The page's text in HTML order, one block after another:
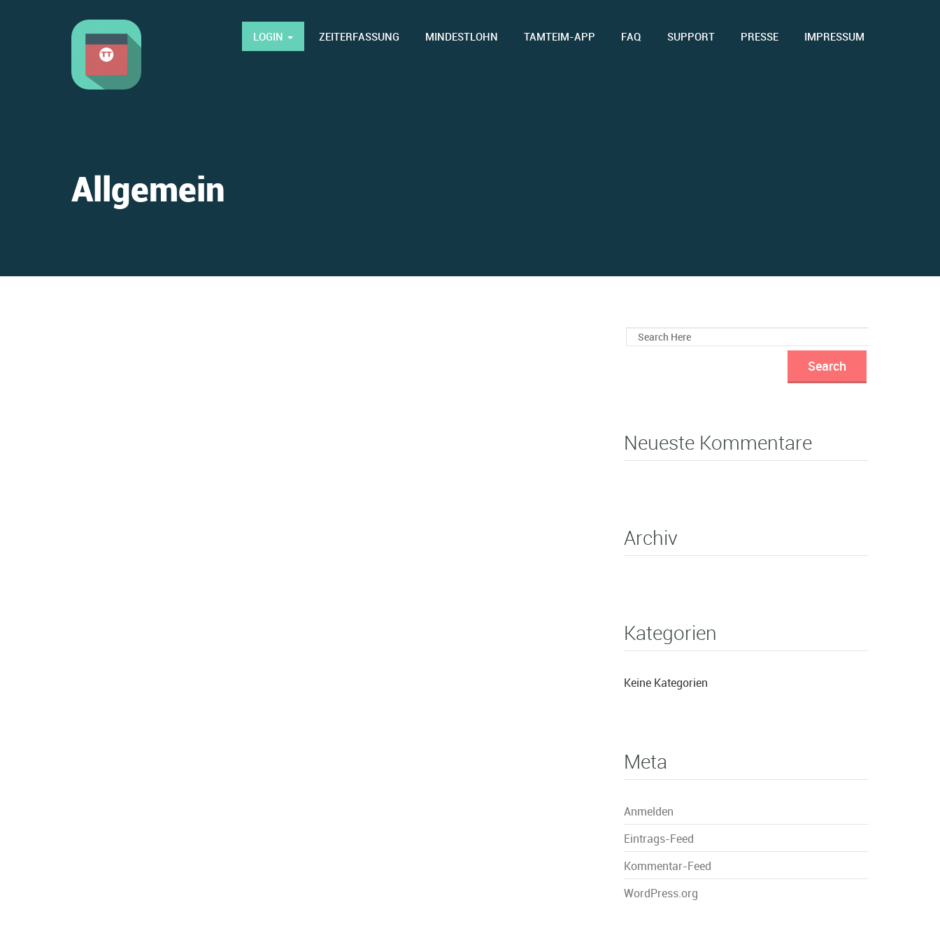
LOGIN ZEITERFASSUNG MINDESTLOHN TAMTEIM-APP FAQ SUPPORT PRESSE IMPRESSUM
Allgemein
Neueste Kommentare
Archiv
Kategorien
Keine Kategorien
Meta
Anmelden
Eintrags-Feed
Kommentar-Feed
WordPress.org